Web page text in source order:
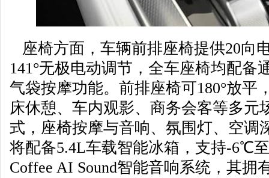
座椅方面，车辆前排座椅提供20向
141°无极电动调节，全车座椅均配备
气袋按摩功能。前排座椅可180°放平
床休憩、车内观影、商务会客等多元
式，座椅按摩与音响、氛围灯、空调
将配备5.4L车载智能冰箱，支持-6℃
Coffee AI Sound智能音响系统，其拥